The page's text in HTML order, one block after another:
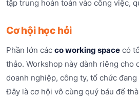
tập trung hoàn toàn vào công việc,
Cơ hội học hỏi
Phần lớn các co working space có
thảo. Workshop này dành riêng cho
doanh nghiệp, công ty, tổ chức
Đây là cơ hội vô cùng quý báu để